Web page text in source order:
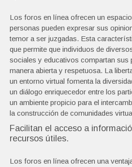
Los foros en línea ofrecen un
personas pueden expresar sus
temor a ser juzgadas. Esta
que permite que individuos de
sociales y educativos compartan sus
manera abierta y respetuosa. La
un entorno virtual fomenta la
un diálogo enriquecedor entre los
un ambiente propicio para el
la construcción de comunidades
Facilitan el acceso a
recursos útiles.
Los foros en línea ofrecen una